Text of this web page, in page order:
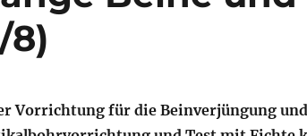
8)
Vorrichtung für die Beinverjüngung